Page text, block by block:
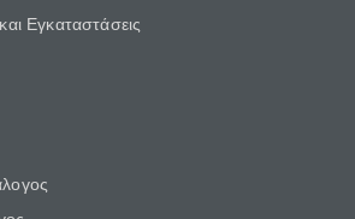
Εγκαταστάσεις